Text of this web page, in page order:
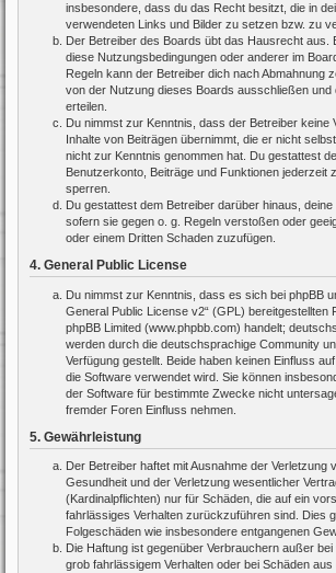
insbesondere, dass du das Recht besitzt, die in
verwendeten Links und Bilder zu setzen bzw. zu
Der Betreiber des Boards übt das Hausrecht aus.
diese Nutzungsbedingungen oder anderer im
Regeln kann der Betreiber dich nach Abmahnung
von der Nutzung dieses Boards ausschließen und
erteilen.
Du nimmst zur Kenntnis, dass der Betreiber keine
Inhalte von Beiträgen übernimmt, die er nicht
nicht zur Kenntnis genommen hat. Du gestattest
Benutzerkonto, Beiträge und Funktionen jederzeit
sperren.
Du gestattest dem Betreiber darüber hinaus, deine
sofern sie gegen o. g. Regeln verstoßen oder
oder einem Dritten Schaden zuzufügen.
4. General Public License
Du nimmst zur Kenntnis, dass es sich bei phpBB
General Public License v2“ (GPL) bereitgestellten
phpBB Limited (www.phpbb.com) handelt;
werden durch die deutschsprachige Community
Verfügung gestellt. Beide haben keinen Einfluss
die Software verwendet wird. Sie können
der Software für bestimmte Zwecke nicht
fremder Foren Einfluss nehmen.
5. Gewährleistung
Der Betreiber haftet mit Ausnahme der Verletzung
Gesundheit und der Verletzung wesentlicher
(Kardinalpflichten) nur für Schäden, die auf ein
fahrlässiges Verhalten zurückzuführen sind. Dies
Folgeschäden wie insbesondere entgangenen
Die Haftung ist gegenüber Verbrauchern außer
grob fahrlässigem Verhalten oder bei Schäden